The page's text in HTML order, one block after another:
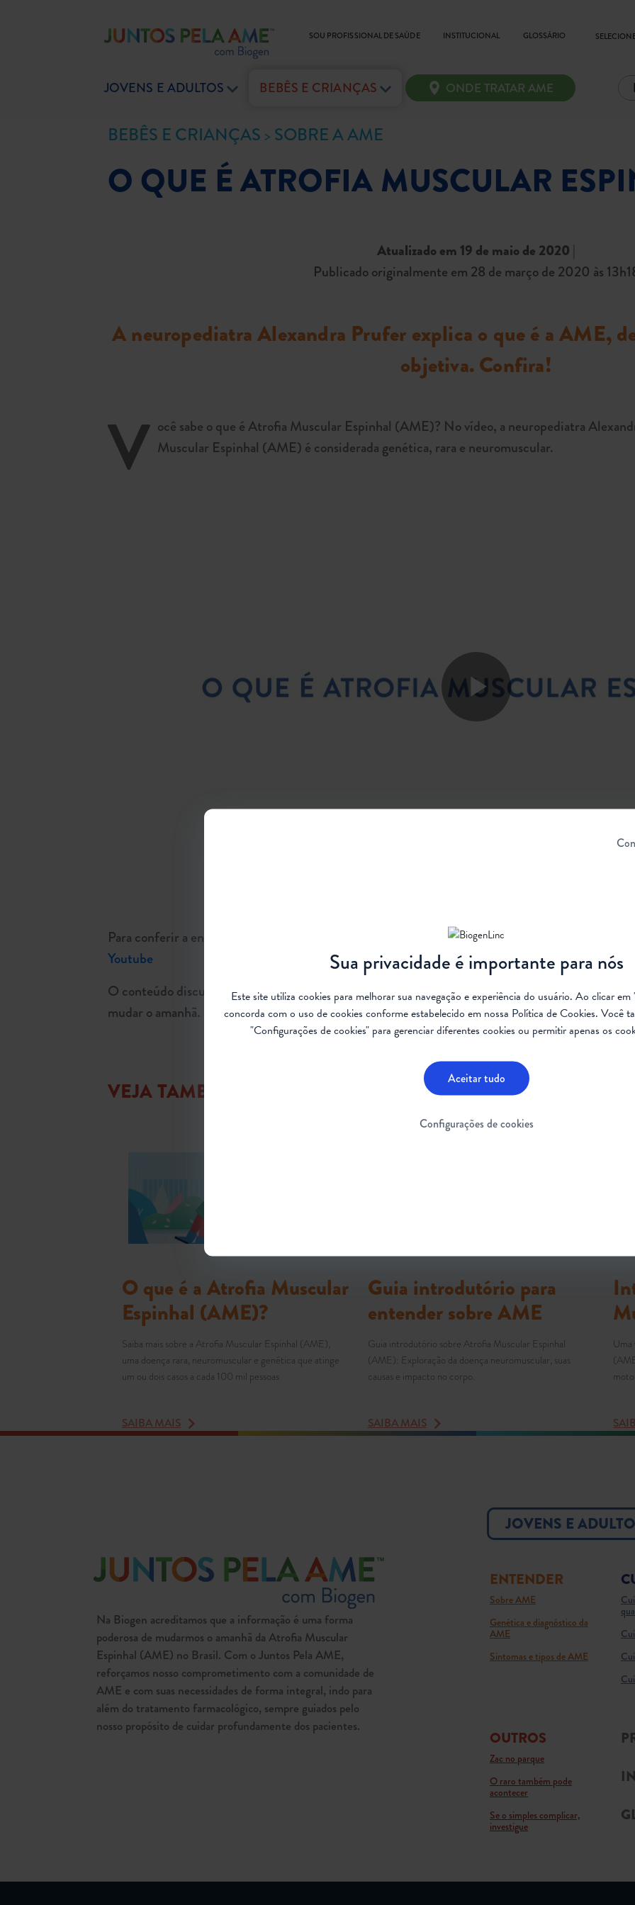
Sua privacidade é importante para nós
Este site utiliza cookies para melhorar sua navegação e experiência do usuário. Ao clicar
concorda com o uso de cookies conforme estabelecido em nossa Política de Cookies. Você
"Configurações de cookies" para gerenciar diferentes cookies ou permitir apenas os
Aceitar tudo
Configurações de cookies
SOU PROFISSIONAL DE SAÚDE INSTITUCIONAL GLOSSÁRIO
JOVENS E ADULTOS BEBÊS E CRIANÇAS ONDE TRATAR AME
BEBÊS E CRIANÇAS SOBRE A AME
O QUE É ATROFIA MUSCULAR
Atualizado em 19 de maio de 2020
Publicado originalmente em 28 de março de 2020 às
A neuropediatra Alexandra Prufer explica o que é a AME,
objetiva. Confira!
V ocê sabe o que é Atrofia Muscular Espinhal (AME)? No vídeo, a neuropediatra
Muscular Espinhal (AME) é considerada genética, rara e neuromuscular.
Play
Para conferir a entrevista completa, basta acessar o vídeo da live do Media Lab Estadão sobre
Youtube
O conteúdo discutido foi inspirado no Guia de Discussão sobre Atrofia Muscular Espinhal
mudar o amanhã.
Clique para baixar o Guia gratuitamente e disponível na íntegra.
VEJA TAMBÉM
O que é a Atrofia Muscular
Espinhal (AME)?
Saiba mais sobre a Atrofia Muscular Espinhal (AME),
uma doença rara, neuromuscular e genética que atinge
um ou dois casos a cada 100 mil pessoas
SAIBA MAIS
Guia introdutório para
entender sobre AME
Guia introdutório sobre Atrofia Muscular Espinhal
(AME): Exploração da doença neuromuscular, suas
causas e impacto no corpo.
SAIBA MAIS
Uma
Na Biogen acreditamos que a informação é uma forma
poderosa de mudarmos o amanhã da Atrofia Muscular
Espinhal (AME) no Brasil. Com o Juntos Pela AME,
reforçamos nosso comprometimento com a comunidade de
AME e com suas necessidades de forma integral, indo para
além do tratamento farmacológico, sempre guiados pelo
nosso propósito de cuidar profundamente dos pacientes.
JOVENS E
ENTENDER
Sobre AME
Genética e diagnóstico da
AME
Sintomas e tipos de AME
OUTROS
Zac no parque
O raro também pode
acontecer
Se o simples complicar,
investigue